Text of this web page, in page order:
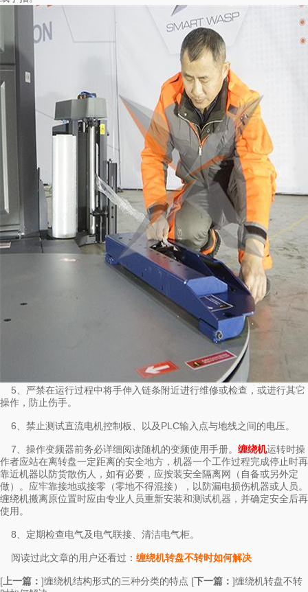
5、严禁在运行过程中将手伸入链条附近进行维修或检查，或进行其它
操作，防止伤手。
6、禁止测试直流电机控制板、以及PLC输入点与地线之间的电压。
7、操作变频器前务必详细阅读随机的变频使用手册。 缠绕机运转时操
作者应站在离转盘一定距离的安全地方，机器一个工作过程完成停止时再
靠近机器以防货散伤人，如有必要，应按装安全隔离网（自备或另外定
做）。应牢靠接地或接零（零地不得混接），以防漏电损伤机器或人员。
缠绕机搬离原位置时应由专业人员重新安装和测试机器，并确定安全后再
使用。
8、定期检查电气及电气联接、清洁电气柜。
阅读过此文章的用户还看过： 缠绕机转盘不转时如何解决
[ 上一篇： ]缠绕机结构形式的三种分类的特点 [下一篇： ]缠绕机转盘不转